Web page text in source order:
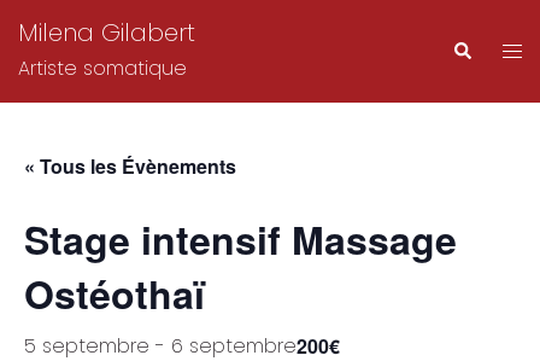
au
contenu
Milena Gilabert
Artiste somatique
« Tous les Évènements
Stage intensif Massage
Ostéothaï
5 septembre - 6 septembre200€